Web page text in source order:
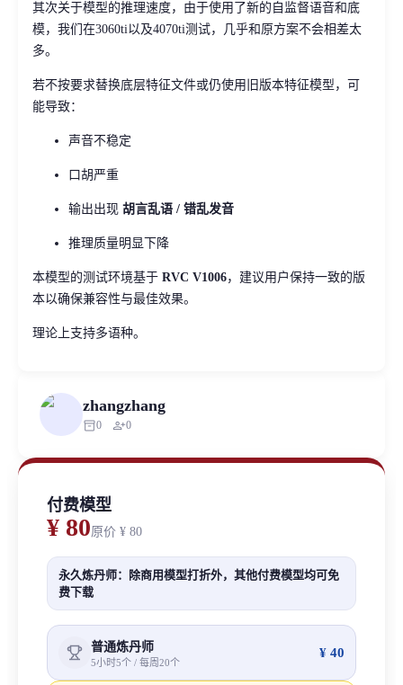
其次关于模型的推理速度，由于使用了新的自监督语音和底
模，我们在3060ti以及4070ti测试，几乎和原方案不会相差太
多。
若不按要求替换底层特征文件或仍使用旧版本特征模型，可
能导致：
声音不稳定
口胡严重
输出出现 胡言乱语 / 错乱发音
推理质量明显下降
本模型的测试环境基于 RVC V1006，建议用户保持一致的版
本以确保兼容性与最佳效果。
理论上支持多语种。
zhangzhang
inventory_20 person_add0
付费模型
¥ 80原价 ¥ 80
永久炼丹师：除商用模型打折外，其他付费模型均可免
费下载
普通炼丹师
5小时5个 / 每周20个
¥ 40